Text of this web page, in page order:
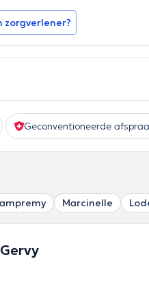
zorgverlener?
Geconventioneerde
Marcinelle